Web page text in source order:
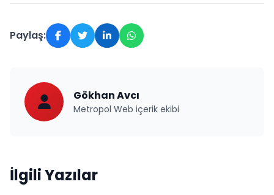
Paylaş:
Gökhan Avcı
Metropol Web içerik ekibi
İlgili Yazılar